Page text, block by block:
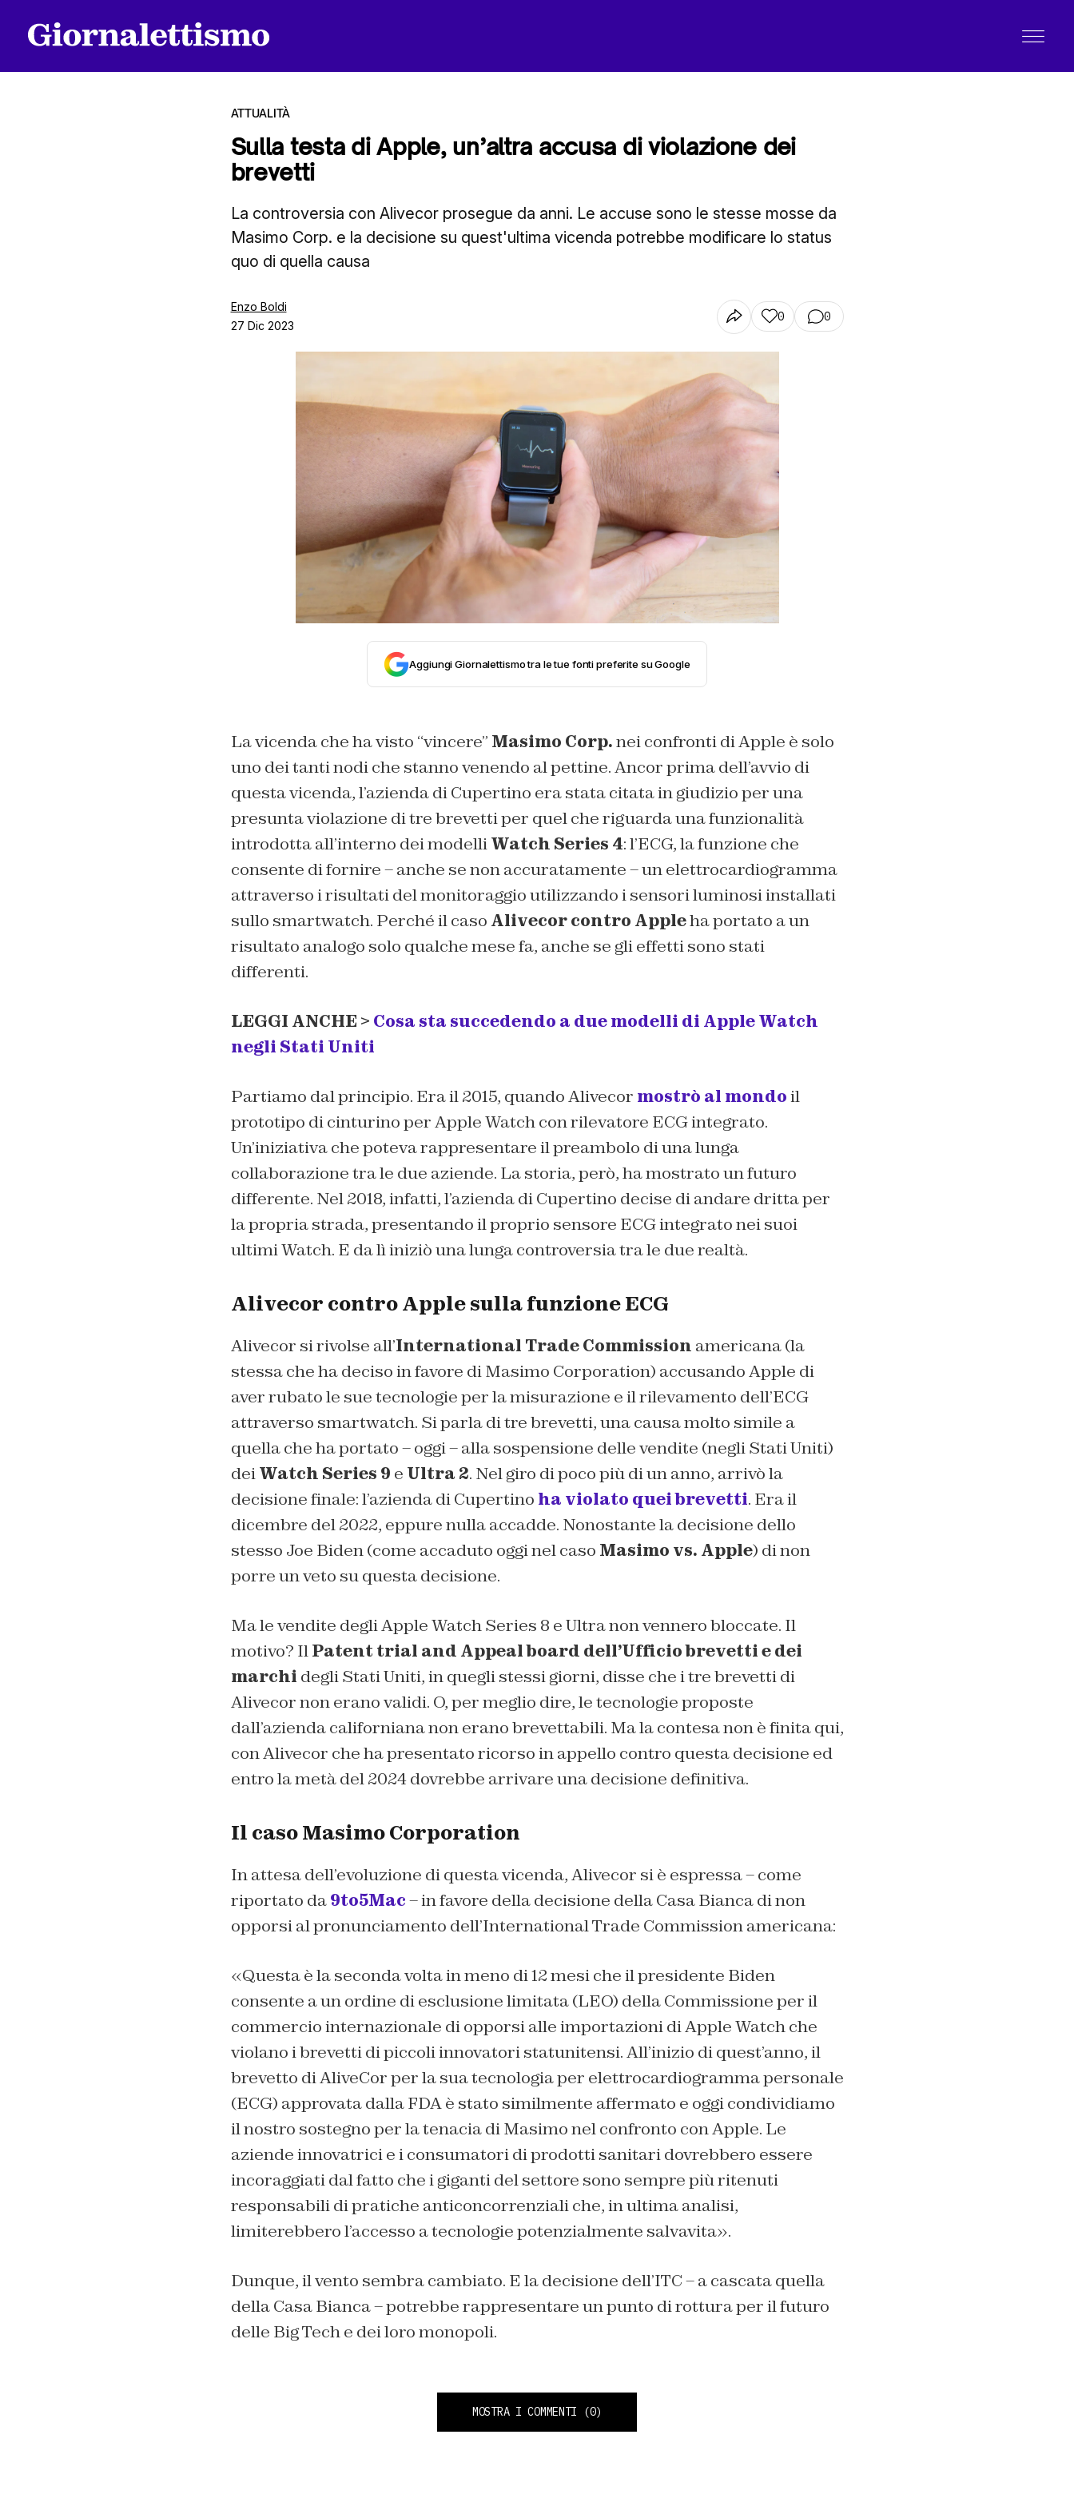
ATTUALITÀ
Sulla testa di Apple, un’altra accusa di violazione dei
brevetti
La controversia con Alivecor prosegue da anni. Le accuse sono le stesse mosse da
Masimo Corp. e la decisione su quest'ultima vicenda potrebbe modificare lo status
quo di quella causa
Enzo Boldi
27 Dic 2023
0 0
Aggiungi Giornalettismo tra le tue fonti preferite su Google
La vicenda che ha visto “vincere” Masimo Corp.nei confronti di Apple è solo
uno dei tanti nodi che stanno venendo al pettine. Ancor prima dell’avvio di
questa vicenda, l’azienda di Cupertino era stata citata in giudizio per una
presunta violazione di tre brevetti per quel che riguarda una funzionalità
introdotta all’interno dei modelliWatch Series 4: l’ECG, la funzione che
consente di fornire – anche se non accuratamente – un elettrocardiogramma
attraverso i risultati del monitoraggio utilizzando i sensori luminosi installati
sullo smartwatch. Perché il caso Alivecor contro Appleha portato a un
risultato analogo solo qualche mese fa, anche se gli effetti sono stati
differenti.
LEGGI ANCHE > Cosa sta succedendo a due modelli di Apple Watch
negli Stati Uniti
Partiamo dal principio. Era il 2015, quando Alivecor mostrò al mondoil
prototipo di cinturino per Apple Watch con rilevatore ECG integrato.
Un’iniziativa che poteva rappresentare il preambolo di una lunga
collaborazione tra le due aziende. La storia, però, ha mostrato un futuro
differente. Nel 2018, infatti, l’azienda di Cupertino decise di andare dritta per
la propria strada, presentando il proprio sensore ECG integrato nei suoi
ultimi Watch. E da lì iniziò una lunga controversia tra le due realtà.
Alivecor contro Apple sulla funzione ECG
Alivecor si rivolse all’International Trade Commission americana (la
stessa che ha deciso in favore di Masimo Corporation) accusando Apple di
aver rubato le sue tecnologie per la misurazione e il rilevamento dell’ECG
attraverso smartwatch. Si parla di tre brevetti, una causa molto simile a
quella che ha portato – oggi – alla sospensione delle vendite (negli Stati Uniti)
deiWatch Series 9 e Ultra 2. Nel giro di poco più di un anno, arrivò la
decisione finale: l’azienda di Cupertino ha violato quei brevetti. Era il
dicembre del 2022, eppure nulla accadde. Nonostante la decisione dello
stesso Joe Biden (come accaduto oggi nel caso Masimo vs. Apple) di non
porre un veto su questa decisione.
Ma le vendite degli Apple Watch Series 8 e Ultra non vennero bloccate. Il
motivo? IlPatent trial and Appeal board dell’Ufficio brevetti e dei
marchi degli Stati Uniti, in quegli stessi giorni, disse che i tre brevetti di
Alivecor non erano validi. O, per meglio dire, le tecnologie proposte
dall’azienda californiana non erano brevettabili. Ma la contesa non è finita qui,
con Alivecor che ha presentato ricorso in appello contro questa decisione ed
entro la metà del 2024 dovrebbe arrivare una decisione definitiva.
Il caso Masimo Corporation
In attesa dell’evoluzione di questa vicenda, Alivecor si è espressa – come
riportato da9to5Mac– in favore della decisione della Casa Bianca di non
opporsi al pronunciamento dell’International Trade Commission americana:
«Questa è la seconda volta in meno di 12 mesi che il presidente Biden
consente a un ordine di esclusione limitata (LEO) della Commissione per il
commercio internazionale di opporsi alle importazioni di Apple Watch che
violano i brevetti di piccoli innovatori statunitensi. All’inizio di quest’anno, il
brevetto di AliveCor per la sua tecnologia per elettrocardiogramma personale
(ECG) approvata dalla FDA è stato similmente affermato e oggi condividiamo
il nostro sostegno per la tenacia di Masimo nel confronto con Apple. Le
aziende innovatrici e i consumatori di prodotti sanitari dovrebbero essere
incoraggiati dal fatto che i giganti del settore sono sempre più ritenuti
responsabili di pratiche anticoncorrenziali che, in ultima analisi,
limiterebbero l’accesso a tecnologie potenzialmente salvavita».
Dunque, il vento sembra cambiato. E la decisione dell’ITC – a cascata quella
della Casa Bianca – potrebbe rappresentare un punto di rottura per il futuro
delle Big Tech e dei loro monopoli.
MOSTRA I COMMENTI (0)